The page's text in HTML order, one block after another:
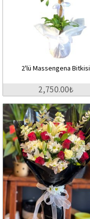
2'lü Massengena Bitkisi
2,750.00₺